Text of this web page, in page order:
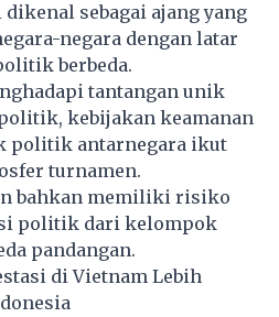
sebagai ajang yang
negara dengan latar
berbeda.
tantangan unik
kebijakan keamanan
politik antarnegara ikut
turnamen.
bahkan memiliki risiko
politik dari kelompok
pandangan.
di Vietnam Lebih